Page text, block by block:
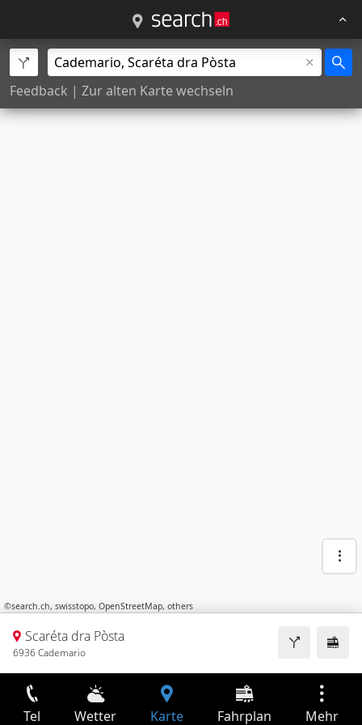
Feedback | Zur alten Karte wechseln
©search.ch, swisstopo, OpenStreetMap, others
Scaréta dra Pòsta
6936 Cademario
Tel Wetter Karte Fahrplan Mehr